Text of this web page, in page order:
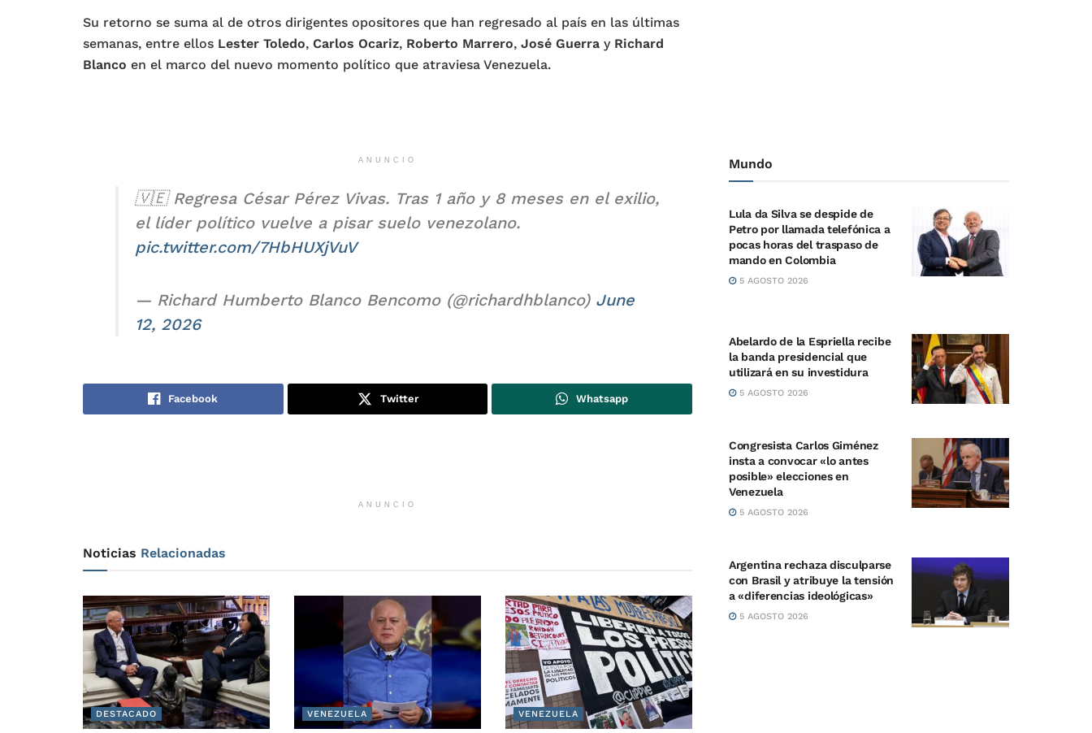
Su retorno se suma al de otros dirigentes opositores que han regresado al país en las últimas
semanas, entre ellos Lester Toledo, Carlos Ocariz, Roberto Marrero, José Guerra y Richard
Blanco en el marco del nuevo momento político que atraviesa Venezuela.
ANUNCIO
🇻🇪 Regresa César Pérez Vivas. Tras 1 año y 8 meses en el exilio,
el líder político vuelve a pisar suelo venezolano.
pic.twitter.com/7HbHUXjVuV
— Richard Humberto Blanco Bencomo (@richardhblanco) June
12, 2026
Facebook Twitter Whatsapp
ANUNCIO
Noticias Relacionadas
DESTACADO VENEZUELA VENEZUELA
Mundo
Lula da Silva se despide de
Petro por llamada telefónica a
pocas horas del traspaso de
mando en Colombia
5 AGOSTO 2026
Abelardo de la Espriella recibe
la banda presidencial que
utilizará en su investidura
5 AGOSTO 2026
Congresista Carlos Giménez
insta a convocar «lo antes
posible» elecciones en
Venezuela
5 AGOSTO 2026
Argentina rechaza disculparse
con Brasil y atribuye la tensión
a «diferencias ideológicas»
5 AGOSTO 2026